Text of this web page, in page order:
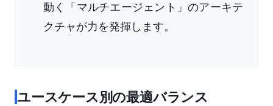
動く「マルチエージェント」のアーキテ
クチャが力を発揮します。
ユースケース別の最適バランス